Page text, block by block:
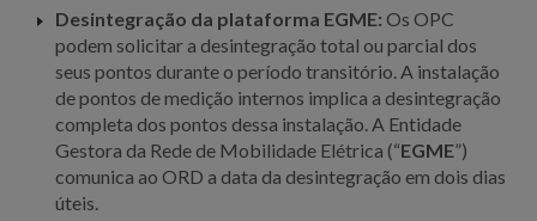
Desintegração da plataforma EGME: Os OPC
podem solicitar a desintegração total ou parcial dos
seus pontos durante o período transitório. A instalação
de pontos de medição internos implica a desintegração
completa dos pontos dessa instalação. A Entidade
Gestora da Rede de Mobilidade Elétrica (“EGME”)
comunica ao ORD a data da desintegração em dois dias
úteis.